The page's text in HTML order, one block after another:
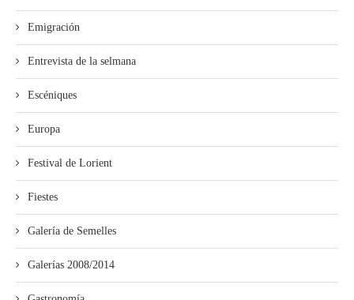
Emigración
Entrevista de la selmana
Escéniques
Europa
Festival de Lorient
Fiestes
Galería de Semelles
Galerías 2008/2014